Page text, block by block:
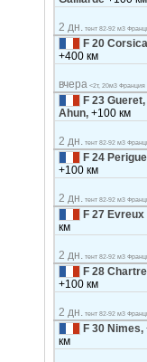
2 дн. тент 82-92 м3
F 20
+400 км
вчера <2т, 20м3 Франция
F 23 Gueret,
Ahun,+100 км
2 дн. тент 82-92 м3
F 24
+100 км
2 дн. тент 82-92 м3
F 27 Evreux
км
2 дн. тент 82-92 м3
F 28
+100 км
2 дн. тент 82-92 м3
F 30 Nimes,
км